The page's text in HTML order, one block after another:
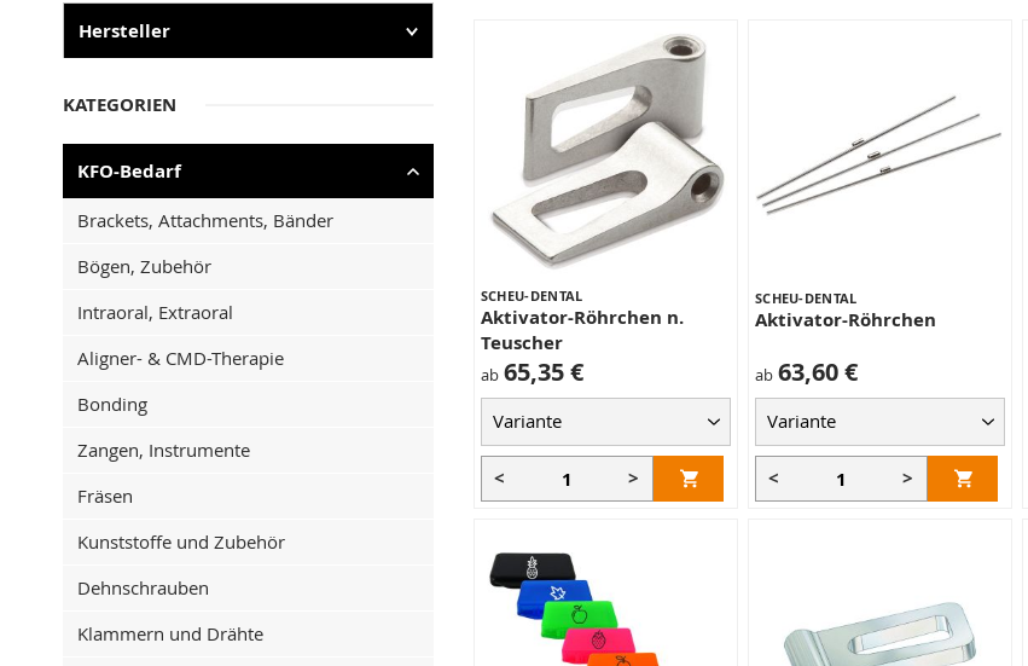
SCHEU-DENTAL
Aktivator-Röhrchen n.
Teuscher
ab 65,35 €
< >
SCHEU-DENTAL
Aktivator-Röhrchen
ab 63,60 €
< >
Hersteller
KATEGORIEN
KFO-Bedarf
Brackets, Attachments, Bänder
Bögen, Zubehör
Intraoral, Extraoral
Aligner- & CMD-Therapie
Bonding
Zangen, Instrumente
Fräsen
Kunststoffe und Zubehör
Dehnschrauben
Klammern und Drähte